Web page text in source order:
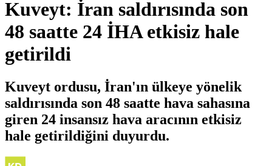
Kuveyt: İran saldırısında son
48 saatte 24 İHA etkisiz hale
getirildi
Kuveyt ordusu, İran'ın ülkeye yönelik
saldırısında son 48 saatte hava sahasına
giren 24 insansız hava aracının etkisiz
hale getirildiğini duyurdu.